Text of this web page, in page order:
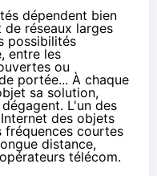
dépendent bien
réseaux larges
possibilités
entre les
ou
portée... À chaque
sa solution,
L'un des
des objets
fréquences courtes
distance,
télécom.